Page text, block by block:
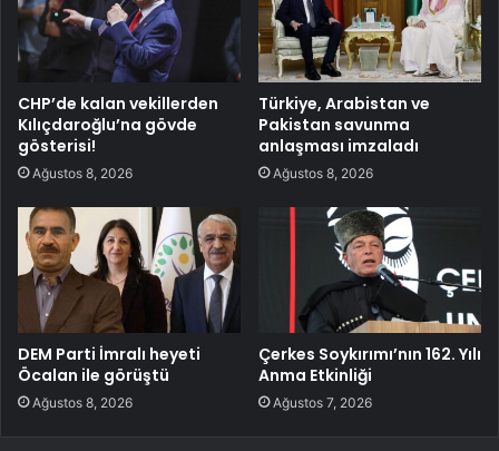
CHP’de kalan vekillerden
Kılıçdaroğlu’na gövde
gösterisi!
Ağustos 8, 2026
Türkiye, Arabistan ve
Pakistan savunma
anlaşması imzaladı
Ağustos 8, 2026
DEM Parti İmralı heyeti
Öcalan ile görüştü
Ağustos 8, 2026
Çerkes Soykırımı’nın 162. Yılı
Anma Etkinliği
Ağustos 7, 2026